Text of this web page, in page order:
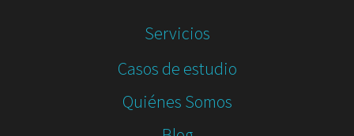
Servicios
Casos de estudio
Quiénes Somos